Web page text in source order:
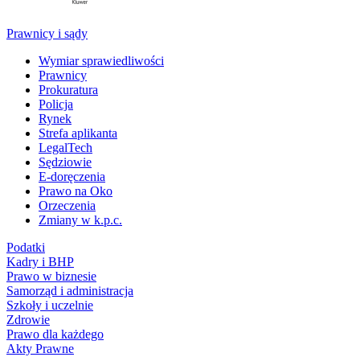
Prawnicy i sądy
Wymiar sprawiedliwości
Prawnicy
Prokuratura
Policja
Rynek
Strefa aplikanta
LegalTech
Sędziowie
E-doręczenia
Prawo na Oko
Orzeczenia
Zmiany w k.p.c.
Podatki
Kadry i BHP
Prawo w biznesie
Samorząd i administracja
Szkoły i uczelnie
Zdrowie
Prawo dla każdego
Akty Prawne